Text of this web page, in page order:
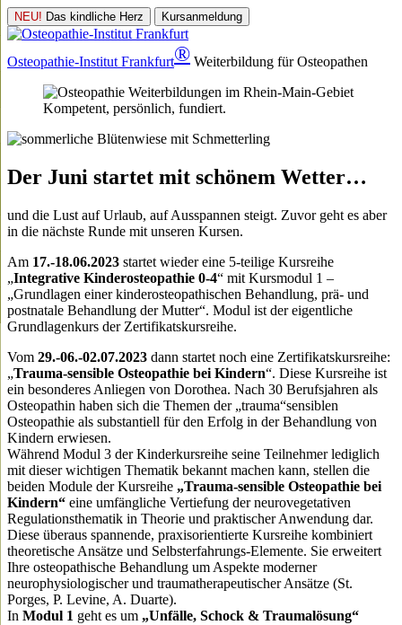
NEU! Das kindliche Herz Kursanmeldung
Osteopathie-Institut Frankfurt® Weiterbildung für Osteopathen
Kompetent, persönlich, fundiert.
Der Juni startet mit schönem Wetter…
und die Lust auf Urlaub, auf Ausspannen steigt. Zuvor geht es aber
in die nächste Runde mit unseren Kursen.
Am 17.-18.06.2023 startet wieder eine 5-teilige Kursreihe
„Integrative Kinderosteopathie 0-4“ mit Kursmodul 1 –
„Grundlagen einer kinderosteopathischen Behandlung, prä- und
postnatale Behandlung der Mutter“. Modul ist der eigentliche
Grundlagenkurs der Zertifikatskursreihe.
Vom 29.-06.-02.07.2023 dann startet noch eine Zertifikatskursreihe:
„Trauma-sensible Osteopathie bei Kindern“. Diese Kursreihe ist
ein besonderes Anliegen von Dorothea. Nach 30 Berufsjahren als
Osteopathin haben sich die Themen der „trauma“sensiblen
Osteopathie als substantiell für den Erfolg in der Behandlung von
Kindern erwiesen.
Während Modul 3 der Kinderkursreihe seine Teilnehmer lediglich
mit dieser wichtigen Thematik bekannt machen kann, stellen die
beiden Module der Kursreihe „Trauma-sensible Osteopathie bei
Kindern“ eine umfängliche Vertiefung der neurovegetativen
Regulationsthematik in Theorie und praktischer Anwendung dar.
Diese überaus spannende, praxisorientierte Kursreihe kombiniert
theoretische Ansätze und Selbsterfahrungs-Elemente. Sie erweitert
Ihre osteopathische Behandlung um Aspekte moderner
neurophysiologischer und traumatherapeutischer Ansätze (St.
Porges, P. Levine, A. Duarte).
In Modul 1 geht es um „Unfälle, Schock & Traumalösung“